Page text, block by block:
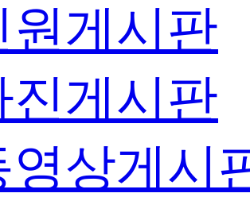
원게시판
진게시판
영상게시